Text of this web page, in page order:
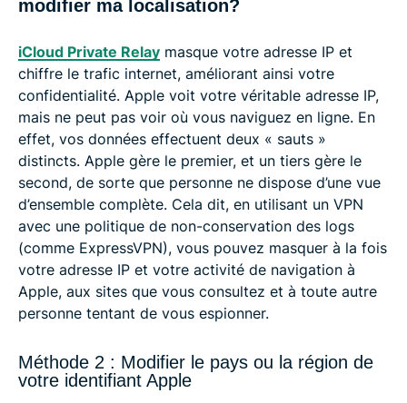
modifier ma localisation?
iCloud Private Relay masque votre adresse IP et
chiffre le trafic internet, améliorant ainsi votre
confidentialité. Apple voit votre véritable adresse IP,
mais ne peut pas voir où vous naviguez en ligne. En
effet, vos données effectuent deux « sauts »
distincts. Apple gère le premier, et un tiers gère le
second, de sorte que personne ne dispose d’une vue
d’ensemble complète. Cela dit, en utilisant un VPN
avec une politique de non-conservation des logs
(comme ExpressVPN), vous pouvez masquer à la fois
votre adresse IP et votre activité de navigation à
Apple, aux sites que vous consultez et à toute autre
personne tentant de vous espionner.
Méthode 2 : Modifier le pays ou la région de
votre identifiant Apple